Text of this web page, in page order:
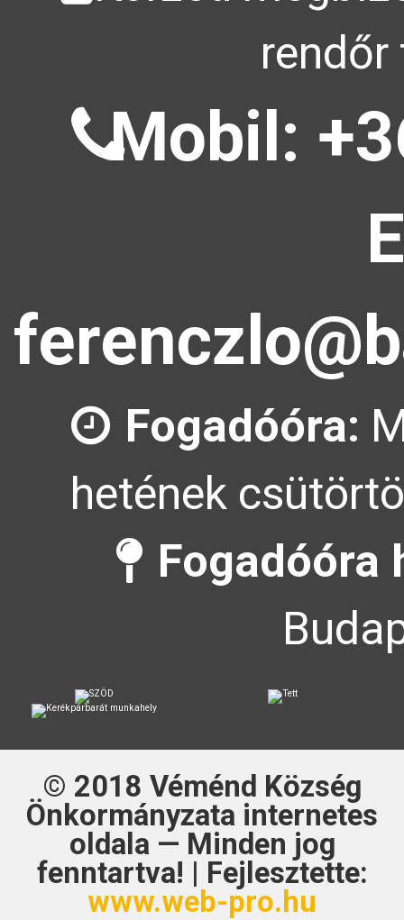
Mobil:
Fogadóóra:
hetének
Fogadóóra
© 2018 Véménd Község
Önkormányzata internetes
oldala — Minden jog
fenntartva! | Fejlesztette:
www.web-pro.hu